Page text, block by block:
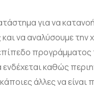
για να
να αναλύσουμε την
προγράμματος
καθώς
άλλες να είναι